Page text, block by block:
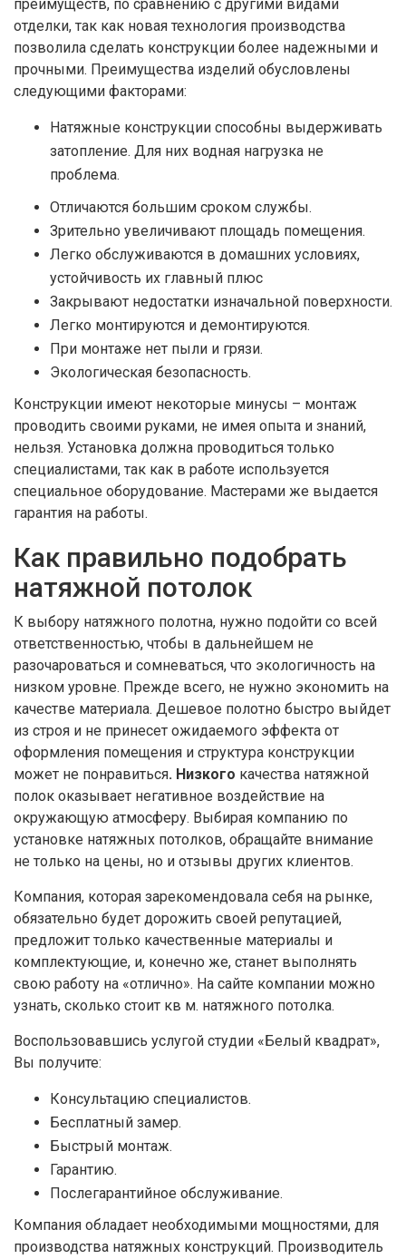
преимуществ, по сравнению с другими видами
отделки, так как новая технология производства
позволила сделать конструкции более надежными и
прочными. Преимущества изделий обусловлены
следующими факторами:
Натяжные конструкции способны выдерживать
затопление. Для них водная нагрузка не
проблема.
Отличаются большим сроком службы.
Зрительно увеличивают площадь помещения.
Легко обслуживаются в домашних условиях,
устойчивость их главный плюс
Закрывают недостатки изначальной поверхности.
Легко монтируются и демонтируются.
При монтаже нет пыли и грязи.
Экологическая безопасность.
Конструкции имеют некоторые минусы – монтаж
проводить своими руками, не имея опыта и знаний,
нельзя. Установка должна проводиться только
специалистами, так как в работе используется
специальное оборудование. Мастерами же выдается
гарантия на работы.
Как правильно подобрать
натяжной потолок
К выбору натяжного полотна, нужно подойти со всей
ответственностью, чтобы в дальнейшем не
разочароваться и сомневаться, что экологичность на
низком уровне. Прежде всего, не нужно экономить на
качестве материала. Дешевое полотно быстро выйдет
из строя и не принесет ожидаемого эффекта от
оформления помещения и структура конструкции
может не понравиться. Низкого качества натяжной
полок оказывает негативное воздействие на
окружающую атмосферу. Выбирая компанию по
установке натяжных потолков, обращайте внимание
не только на цены, но и отзывы других клиентов.
Компания, которая зарекомендовала себя на рынке,
обязательно будет дорожить своей репутацией,
предложит только качественные материалы и
комплектующие, и, конечно же, станет выполнять
свою работу на «отлично». На сайте компании можно
узнать, сколько стоит кв м. натяжного потолка.
Воспользовавшись услугой студии «Белый квадрат»,
Вы получите:
Консультацию специалистов.
Бесплатный замер.
Быстрый монтаж.
Гарантию.
Послегарантийное обслуживание.
Компания обладает необходимыми мощностями, для
производства натяжных конструкций. Производитель